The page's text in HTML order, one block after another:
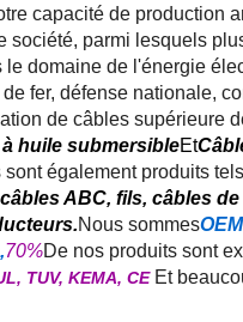
capacité de production
société, parmi lesquels
le domaine de l'énergie
fer, défense nationale,
de câbles supérieure
huile submersibleEt
également produits
ABC, fils, câbles
Nous sommes
70%De nos produits sont
TUV, KEMA, CE Et